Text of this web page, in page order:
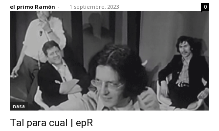
el primo Ramón - 1 septiembre, 2023 0
nasa
Tal para cual | epR